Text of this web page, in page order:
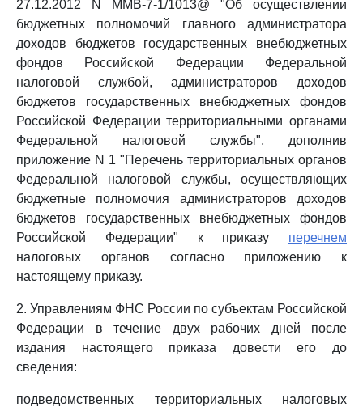
27.12.2012 N ММВ-7-1/1013@ "Об осуществлении
бюджетных полномочий главного администратора
доходов бюджетов государственных внебюджетных
фондов Российской Федерации Федеральной
налоговой службой, администраторов доходов
бюджетов государственных внебюджетных фондов
Российской Федерации территориальными органами
Федеральной налоговой службы", дополнив
приложение N 1 "Перечень территориальных органов
Федеральной налоговой службы, осуществляющих
бюджетные полномочия администраторов доходов
бюджетов государственных внебюджетных фондов
Российской Федерации" к приказу перечнем
налоговых органов согласно приложению к
настоящему приказу.
2. Управлениям ФНС России по субъектам Российской
Федерации в течение двух рабочих дней после
издания настоящего приказа довести его до
сведения:
подведомственных территориальных налоговых